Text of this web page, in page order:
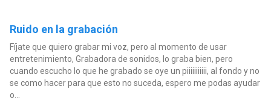
Ruido en la grabación
Fíjate que quiero grabar mi voz, pero al momento de usar
entretenimiento, Grabadora de sonidos, lo graba bien, pero
cuando escucho lo que he grabado se oye un piiiiiiiiiii, al fondo y no
se como hacer para que esto no suceda, espero me podas ayudar
o...